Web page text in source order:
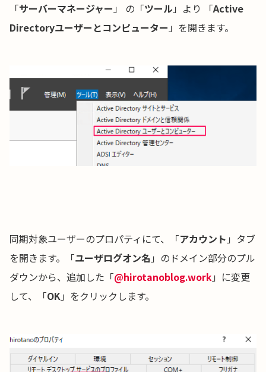
「サーバーマネージャー 」 の「ツール 」より 「Active
Directoryユーザーとコンピューター 」を開きます。
同期対象ユーザーのプロパティにて、「アカウント 」タブ
を開きます。「ユーザログオン名 」のドメイン部分のプル
ダウンから、追加した「@hirotanoblog.work」に変更
して、「OK」をクリックします。